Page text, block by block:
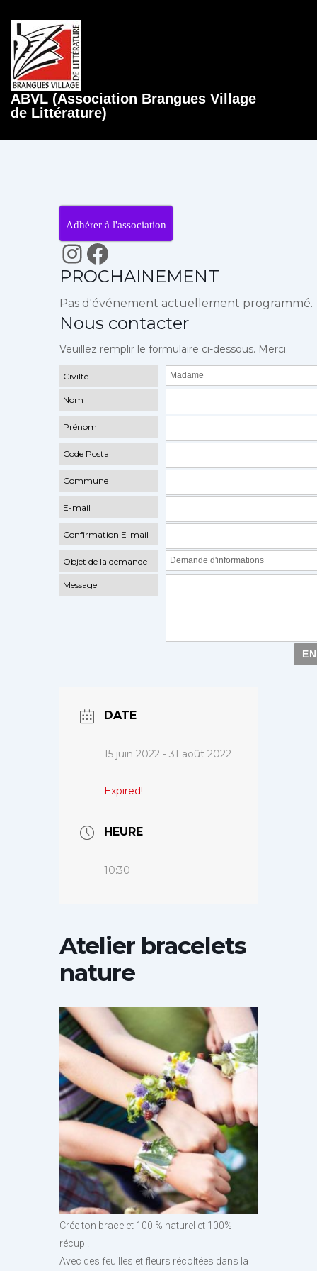
passer
contenu
principal
ABVL (Association Brangues Village
de Littérature)
Adhérer à l'association
Instagram
Facebook
PROCHAINEMENT
Pas d'événement actuellement programmé.
Nous contacter
Veuillez remplir le formulaire ci-dessous. Merci.
Civilté
Nom
Prénom
Code Postal
Commune
E-mail
Confirmation E-mail
Objet de la demande
Message
DATE
15 juin 2022 - 31 août 2022
Expired!
HEURE
10:30
Atelier bracelets
nature
Crée ton bracelet 100 % naturel et 100%
récup !
Avec des feuilles et fleurs récoltées dans la